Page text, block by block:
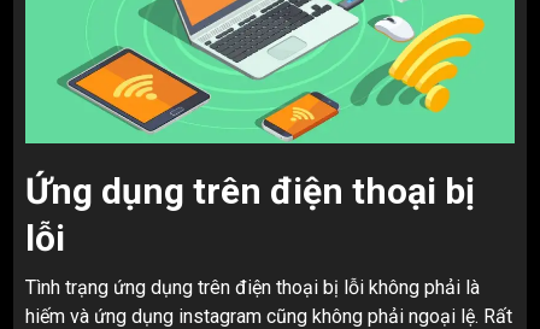
Ứng dụng trên điện thoại bị
lỗi
Tình trạng ứng dụng trên điện thoại bị lỗi không phải là
hiếm và ứng dụng instagram cũng không phải ngoại lệ. Rất